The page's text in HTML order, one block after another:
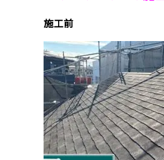
施工前